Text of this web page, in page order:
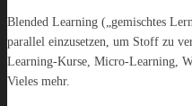
Blended Learning („gemischtes
parallel einzusetzen, um Stoff zu
Learning-Kurse, Micro-Learning,
Vieles mehr.